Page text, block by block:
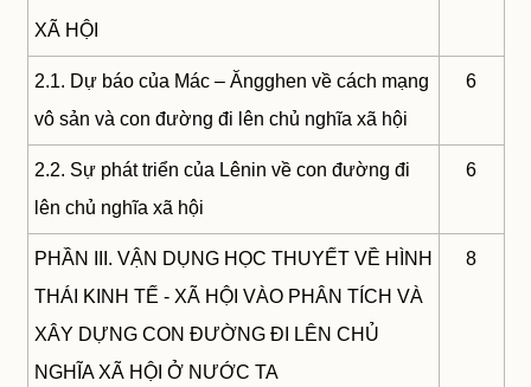
XÃ HỘI
2.1. Dự báo của Mác – Ăngghen về cách mạng
vô sản và con đường đi lên chủ nghĩa xã hội
6
2.2. Sự phát triển của Lênin về con đường đi
lên chủ nghĩa xã hội
6
PHẦN III. VẬN DỤNG HỌC THUYẾT VỀ HÌNH
THÁI KINH TẾ - XÃ HỘI VÀO PHÂN TÍCH VÀ
XÂY DỰNG CON ĐƯỜNG ĐI LÊN CHỦ
NGHĨA XÃ HỘI Ở NƯỚC TA
8